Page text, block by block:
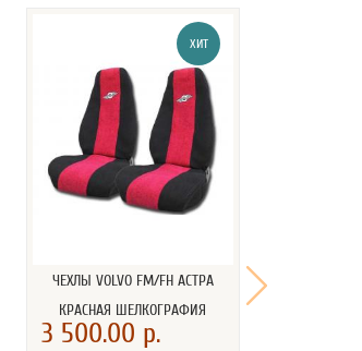
ХИТ
ЧЕХЛЫ VOLVO FM/FH АСТРА
КРАСНАЯ ШЕЛКОГРАФИЯ
3 500.00 р.